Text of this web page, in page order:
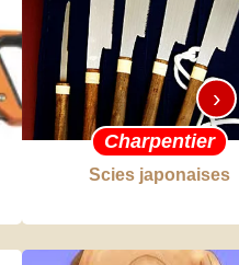
Charpentier
Scies japonaises
›